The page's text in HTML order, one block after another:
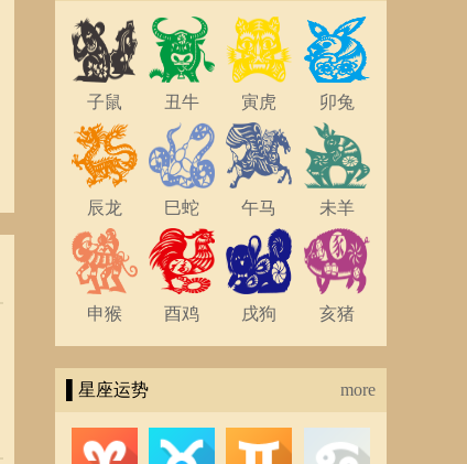
子鼠 丑牛 寅虎 卯兔
辰龙 巳蛇 午马 未羊
申猴 酉鸡 戌狗 亥猪
▌星座运势 more